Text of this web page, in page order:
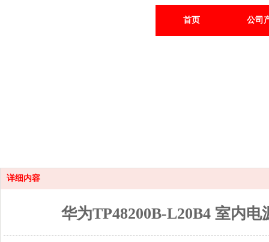
首页 公司
详细内容
华为TP48200B-L20B4 室内